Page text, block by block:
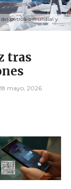
petróleo mundial y
tras
mayo, 2026